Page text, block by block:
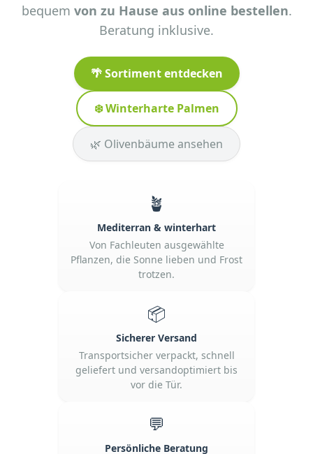
bequem von zu Hause aus online bestellen.
Beratung inklusive.
🌴 Sortiment entdecken
❄️ Winterharte Palmen
🌿 Olivenbäume ansehen
🪴
Mediterran & winterhart
Von Fachleuten ausgewählte
Pflanzen, die Sonne lieben und Frost
trotzen.
📦
Sicherer Versand
Transportsicher verpackt, schnell
geliefert und versandoptimiert bis
vor die Tür.
💬
Persönliche Beratung